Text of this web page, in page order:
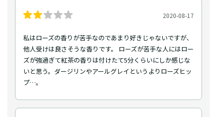
2020-08-17
私はローズの香りが苦手なのであまり好きじゃないですが、
他人受けは良さそうな香りです。 ローズが苦手な人にはロー
ズが強過ぎて紅茶の香りは付けたて5分くらいにしか感じな
いと思う。ダージリンやアールグレイというよりローズヒッ
プ…。